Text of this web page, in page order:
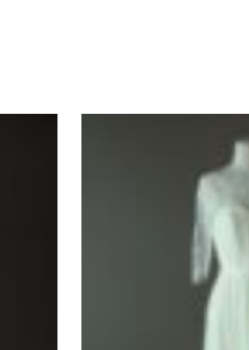
actuel
est :
1080 €.